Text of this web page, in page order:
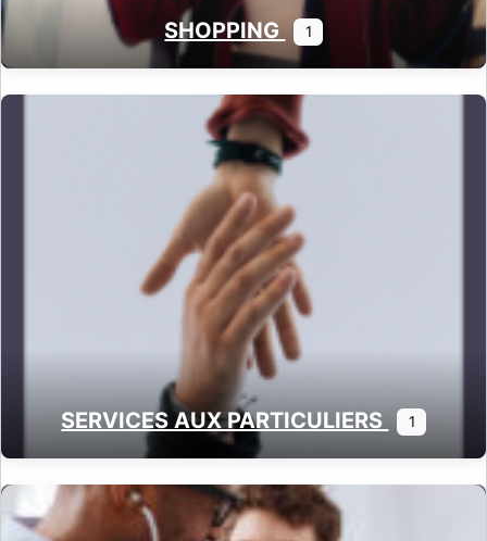
SHOPPING 1
SERVICES AUX PARTICULIERS 1